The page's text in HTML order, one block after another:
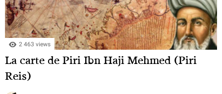
2 463 views
La carte de Piri Ibn Haji Mehmed (Piri
Reis)